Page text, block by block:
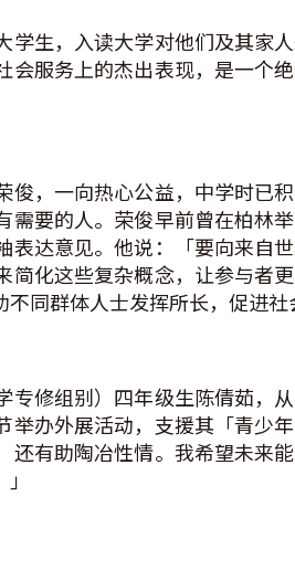
生，入读大学对他们及其家
服务上的杰出表现，是一个
，一向热心公益，中学时已
要的人。荣俊早前曾在柏林
达意见。他说：「要向来自
化这些复杂概念，让参与者
同群体人士发挥所长，促进社
修组别）四年级生陈倩茹，
办外展活动，支援其「青少
有助陶冶性情。我希望未来